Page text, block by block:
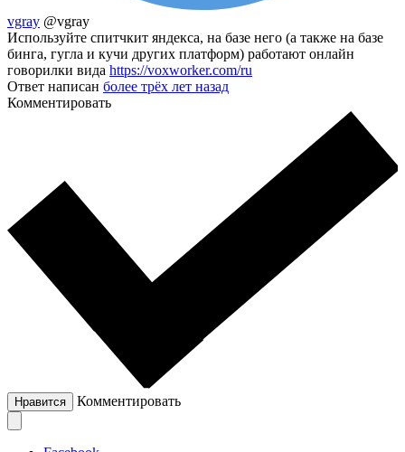
vgray @vgray
Используйте спитчкит яндекса, на базе него (а также на базе
бинга, гугла и кучи других платформ) работают онлайн
говорилки вида https://voxworker.com/ru
Ответ написан более трёх лет назад
Комментировать
Нравится Комментировать